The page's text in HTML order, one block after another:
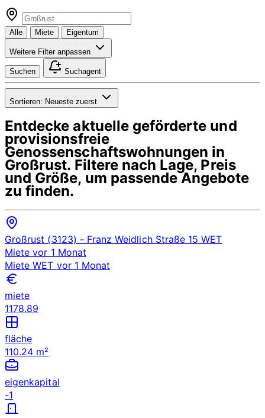
Alle Miete Eigentum
Weitere Filter anpassen
Suchen Suchagent
Sortieren: Neueste zuerst
Entdecke aktuelle geförderte und
provisionsfreie
Genossenschaftswohnungen in
Großrust. Filtere nach Lage, Preis
und Größe, um passende Angebote
zu finden.
Großrust (3123) - Franz Weidlich Straße 15 WET
Miete vor 1 Monat
Miete WET vor 1 Monat
miete
1178.89
fläche
110.24 m²
eigenkapital
-1